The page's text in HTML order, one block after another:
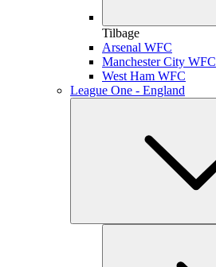
Tilbage
Arsenal WFC
Manchester City WFC
West Ham WFC
League One - England